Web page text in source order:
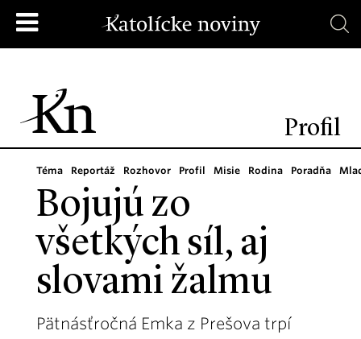
Profil
Téma Reportáž Rozhovor Profil Misie Rodina Poradňa
Bojujú zo
všetkých síl, aj
slovami žalmu
Pätnásťročná Emka z Prešova trpí